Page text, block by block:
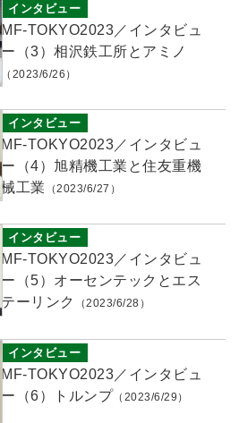
インタビュー
MF-TOKYO2023／インタビュ
ー（3）相沢鉄工所とアミノ
（2023/6/26）
インタビュー
MF-TOKYO2023／インタビュ
ー（4）旭精機工業と住友重機
械工業
（2023/6/27）
インタビュー
MF-TOKYO2023／インタビュ
ー（5）オーセンテックとエス
テーリンク
（2023/6/28）
インタビュー
MF-TOKYO2023／インタビュ
ー（6）トルンプ （2023/6/29）